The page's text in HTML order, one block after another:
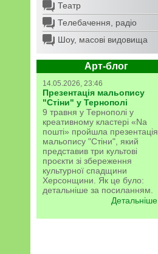
Театр
Телебачення, радіо
Шоу, масові видовища
Арт-блог
14.05.2026, 23:46
Презентація мальопису
"Стіни" у Тернополі
9 травня у Тернополі у
креативному кластері «Na
пошті» пройшла презентація
мальопису "Стіни", який
представив три культові
проєкти зі збереження
культурної спадщини
Херсонщини. Як це було:
детальніше за посиланням.
Детальніше